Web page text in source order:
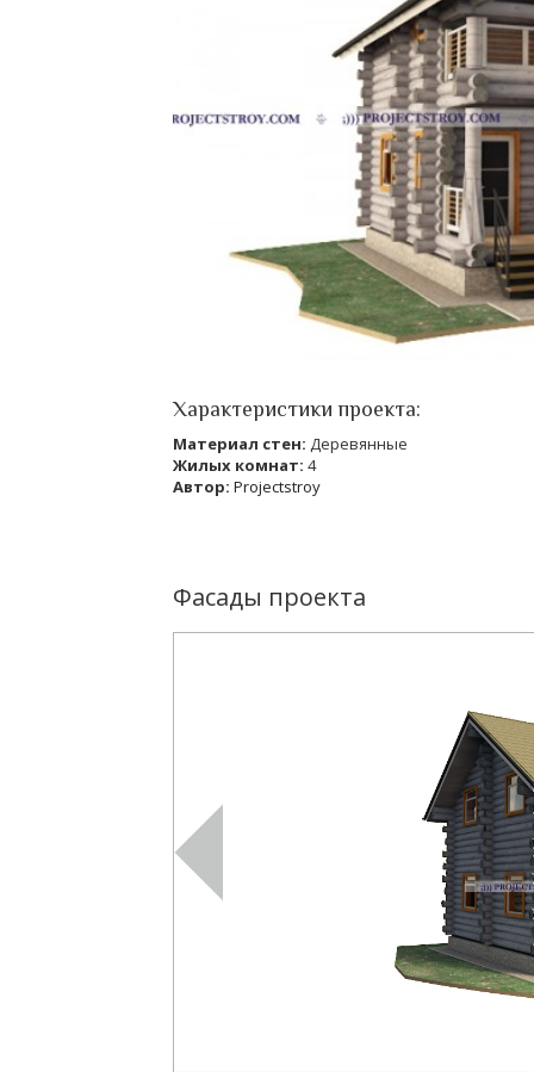
Характеристики проекта:
Материал стен: Деревянные
Жилых комнат: 4
Автор: Projectstroy
Фасады проекта